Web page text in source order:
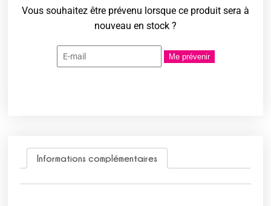
Vous souhaitez être prévenu lorsque ce produit sera à
nouveau en stock ?
Me prévenir
Informations complémentaires